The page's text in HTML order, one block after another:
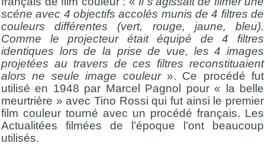
scéne avec 4 objectifs accolés munis de 4 filtres de
couleurs différentes (vert, rouge, jaune, bleu).
Comme le projecteur était équipé de 4 filtres
identiques lors de la prise de vue, les 4 images
projetées au travers de ces filtres reconstituaient
alors ne seule image couleur». Ce procédé fut
utilisé en 1948 par Marcel Pagnol pour « la belle
meurtrière » avec Tino Rossi qui fut ainsi le premier
film couleur tourné avec un procédé français. Les
Actualitées filmées de l’époque l’ont beaucoup
utilisés.